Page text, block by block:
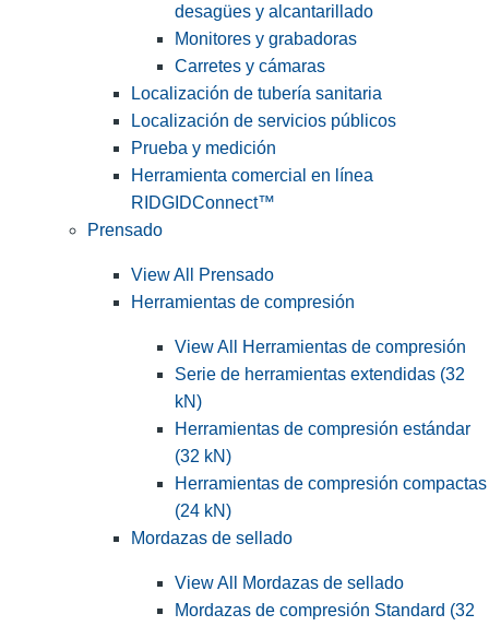
desagües y alcantarillado
Monitores y grabadoras
Carretes y cámaras
Localización de tubería sanitaria
Localización de servicios públicos
Prueba y medición
Herramienta comercial en línea
RIDGIDConnect™
Prensado
View All Prensado
Herramientas de compresión
View All Herramientas de compresión
Serie de herramientas extendidas (32
kN)
Herramientas de compresión estándar
(32 kN)
Herramientas de compresión compactas
(24 kN)
Mordazas de sellado
View All Mordazas de sellado
Mordazas de compresión Standard (32